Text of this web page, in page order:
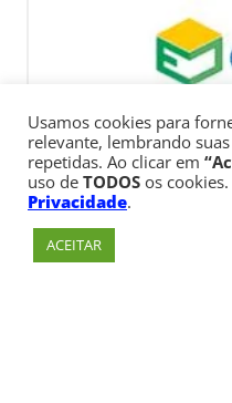
Usamos cookies para
relevante, lembrando
repetidas. Ao clicar em
uso de TODOS os
Privacidade.
ACEITAR